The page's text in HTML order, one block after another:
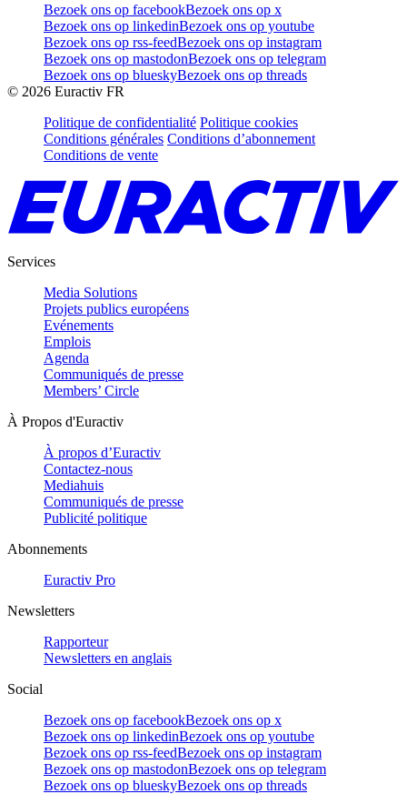
Bezoek ons op facebookBezoek ons op x
Bezoek ons op linkedinBezoek ons op youtube
Bezoek ons op rss-feedBezoek ons op instagram
Bezoek ons op mastodonBezoek ons op telegram
Bezoek ons op blueskyBezoek ons op threads
© 2026 Euractiv FR
Politique de confidentialité Politique cookies
Conditions générales Conditions d’abonnement
Conditions de vente
Services
Media Solutions
Projets publics européens
Evénements
Emplois
Agenda
Communiqués de presse
Members’ Circle
À Propos d'Euractiv
À propos d’Euractiv
Contactez-nous
Mediahuis
Communiqués de presse
Publicité politique
Abonnements
Euractiv Pro
Newsletters
Rapporteur
Newsletters en anglais
Social
Bezoek ons op facebookBezoek ons op x
Bezoek ons op linkedinBezoek ons op youtube
Bezoek ons op rss-feedBezoek ons op instagram
Bezoek ons op mastodonBezoek ons op telegram
Bezoek ons op blueskyBezoek ons op threads